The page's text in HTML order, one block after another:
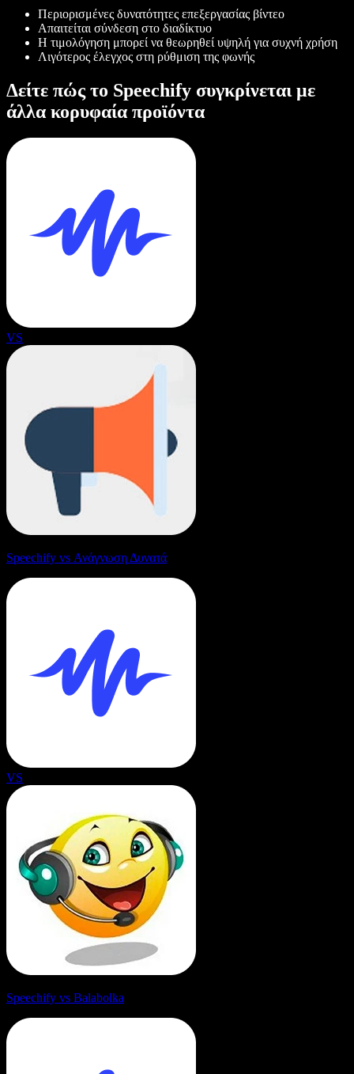
Περιορισμένες δυνατότητες επεξεργασίας βίντεο
Απαιτείται σύνδεση στο διαδίκτυο
Η τιμολόγηση μπορεί να θεωρηθεί υψηλή για συχνή χρήση
Λιγότερος έλεγχος στη ρύθμιση της φωνής
Δείτε πώς το Speechify συγκρίνεται με
άλλα κορυφαία προϊόντα
VS
Speechify vs Ανάγνωση Δυνατά
VS
Speechify vs Balabolka